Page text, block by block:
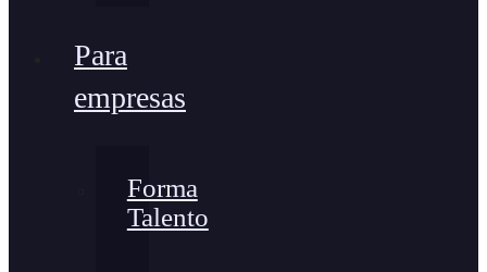
Para
empresas
Forma
Talento